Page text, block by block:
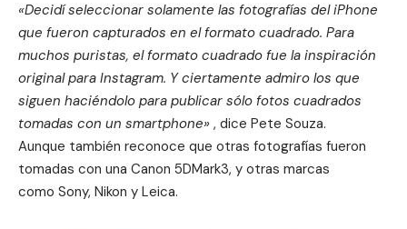
«Decidí seleccionar solamente las fotografías del iPhone
que fueron capturados en el formato cuadrado. Para
muchos puristas, el formato cuadrado fue la inspiración
original para Instagram. Y ciertamente admiro los que
siguen haciéndolo para publicar sólo fotos cuadrados
tomadas con un smartphone» , dice Pete Souza.
Aunque también reconoce que otras fotografías fueron
tomadas con una Canon 5DMark3, y otras marcas
como Sony, Nikon y Leica.